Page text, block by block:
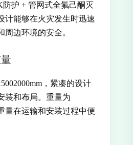
防护 + 管网式全氟己酮灭
计能够在火灾发生时迅速
周边环境的安全。
2000mm，紧凑的设计
装和布局。重量为
量在运输和安装过程中便